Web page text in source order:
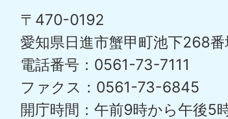
〒470-0192
愛知県日進市蟹甲町池下268
電話番号：0561-73-7111
ファクス：0561-73-6845
開庁時間：午前9時から午後5